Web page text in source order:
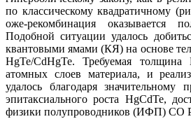
по классическому квадратичному
оже-рекомбинация оказывается
Подобной ситуации удалось
квантовыми ямами (КЯ) на основе
HgTe/CdHgTe. Требуемая
атомных слоев материала, и
удалось благодаря значительному
эпитаксиального роста HgCdTe,
физики полупроводников (ИФП) СО